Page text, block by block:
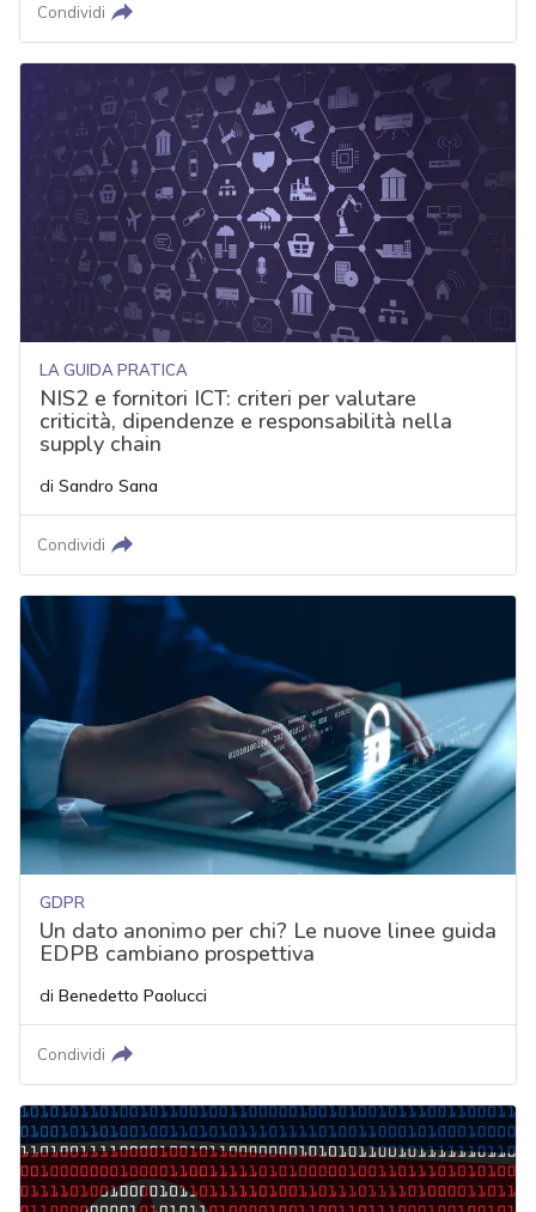
Condividi
LA GUIDA PRATICA
NIS2 e fornitori ICT: criteri per valutare
criticità, dipendenze e responsabilità nella
supply chain
di Sandro Sana
Condividi
GDPR
Un dato anonimo per chi? Le nuove linee guida
EDPB cambiano prospettiva
di Benedetto Paolucci
Condividi